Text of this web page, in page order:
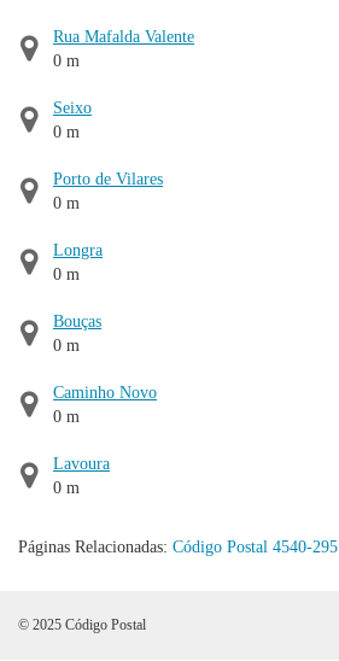
Rua Mafalda Valente
0 m
Seixo
0 m
Porto de Vilares
0 m
Longra
0 m
Bouças
0 m
Caminho Novo
0 m
Lavoura
0 m
Páginas Relacionadas: Código Postal 4540-295
© 2025 Código Postal